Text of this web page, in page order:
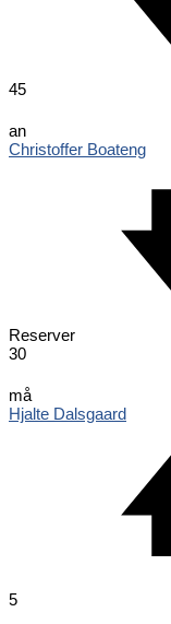
45
an
Christoffer Boateng
Reserver
30
må
Hjalte Dalsgaard
5